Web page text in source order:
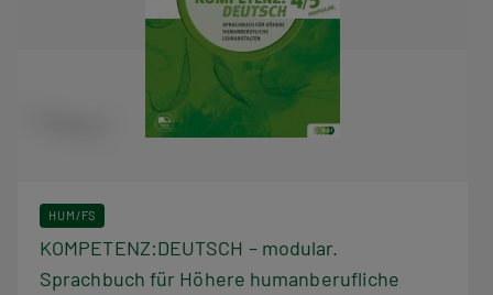
HUM/FS
KOMPETENZ:DEUTSCH – modular.
Sprachbuch für Höhere humanberufliche